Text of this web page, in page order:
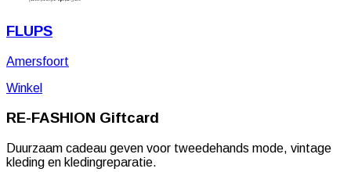
FLUPS
Amersfoort
Winkel
RE-FASHION Giftcard
Duurzaam cadeau geven voor tweedehands mode, vintage
kleding en kledingreparatie.